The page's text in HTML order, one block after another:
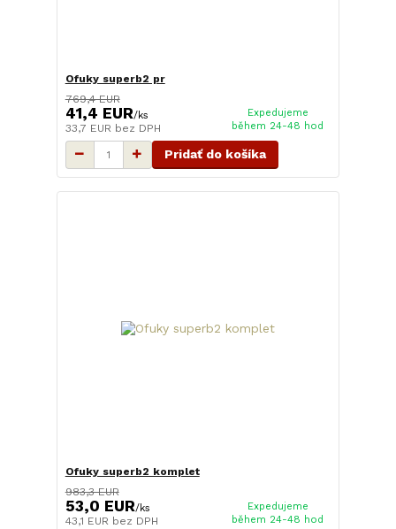
Ofuky superb2 pr
769,4 EUR
41,4 EUR/ks
33,7 EUR bez DPH
Expedujeme
během 24-48 hod
Pridať do košíka
Ofuky superb2 komplet
983,3 EUR
53,0 EUR/ks
43,1 EUR bez DPH
Expedujeme
během 24-48 hod